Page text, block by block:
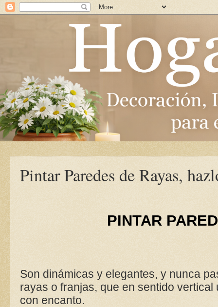
Pintar Paredes de Rayas,
PINTAR
Son dinámicas y elegantes, y nunca
rayas o franjas, que en sentido
con encanto.